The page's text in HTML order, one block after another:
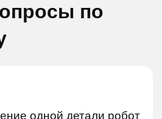
по
одной детали робот